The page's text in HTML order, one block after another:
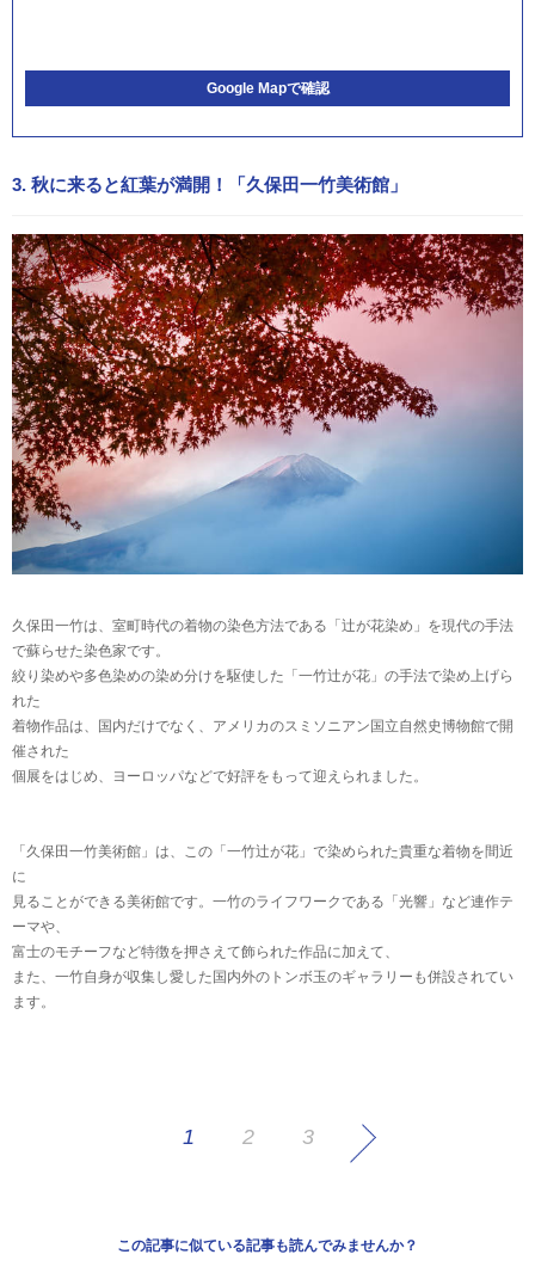
Google Mapで確認
3. 秋に来ると紅葉が満開！「久保田一竹美術館」
久保田一竹は、室町時代の着物の染色方法である「辻が花染め」を現代の手法
で蘇らせた染色家です。
絞り染めや多色染めの染め分けを駆使した「一竹辻が花」の手法で染め上げら
れた
着物作品は、国内だけでなく、アメリカのスミソニアン国立自然史博物館で開
催された
個展をはじめ、ヨーロッパなどで好評をもって迎えられました。
「久保田一竹美術館」は、この「一竹辻が花」で染められた貴重な着物を間近
に
見ることができる美術館です。一竹のライフワークである「光響」など連作テ
ーマや、
富士のモチーフなど特徴を押さえて飾られた作品に加えて、
また、一竹自身が収集し愛した国内外のトンボ玉のギャラリーも併設されてい
ます。
1 2 3
この記事に似ている記事も読んでみませんか？